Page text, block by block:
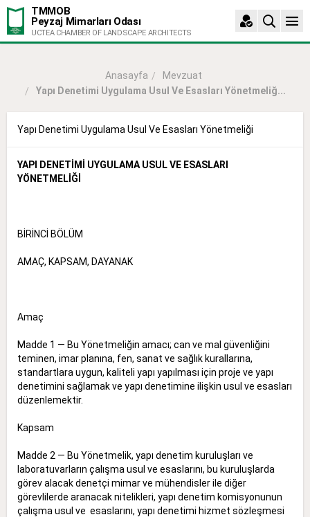
TMMOB
Peyzaj Mimarları Odası
UCTEA CHAMBER OF LANDSCAPE ARCHITECTS
Anasayfa
Mevzuat
Yapı Denetimi Uygulama Usul Ve Esasları Yönetmeliğ...
Yapı Denetimi Uygulama Usul Ve Esasları Yönetmeliği
YAPI DENETİMİ UYGULAMA USUL VE ESASLARI
YÖNETMELİĞİ
BİRİNCİ BÖLÜM
AMAÇ, KAPSAM, DAYANAK
Amaç
Madde 1 — Bu Yönetmeliğin amacı; can ve mal güvenliğini
teminen, imar planına, fen, sanat ve sağlık kurallarına,
standartlara uygun, kaliteli yapı yapılması için proje ve yapı
denetimini sağlamak ve yapı denetimine ilişkin usul ve esasları
düzenlemektir.
Kapsam
Madde 2 — Bu Yönetmelik, yapı denetim kuruluşları ve
laboratuvarların çalışma usul ve esaslarını, bu kuruluşlarda
görev alacak denetçi mimar ve mühendisler ile diğer
görevlilerde aranacak nitelikleri, yapı denetim komisyonunun
çalışma usul ve esaslarını, yapı denetimi hizmet sözleşmesi